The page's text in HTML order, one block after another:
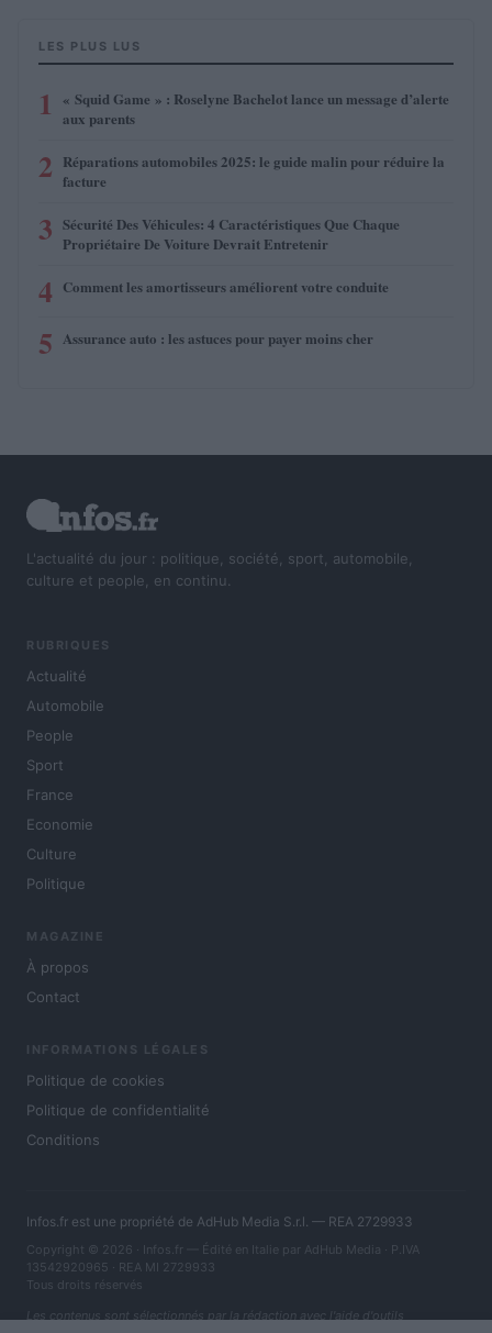
LES PLUS LUS
1
« Squid Game » : Roselyne Bachelot lance un message d’alerte
aux parents
2 Réparations automobiles 2025: le guide malin pour réduire la
facture
3 Sécurité Des Véhicules: 4 Caractéristiques Que Chaque
Propriétaire De Voiture Devrait Entretenir
4 Comment les amortisseurs améliorent votre conduite
5 Assurance auto : les astuces pour payer moins cher
L'actualité du jour : politique, société, sport, automobile,
culture et people, en continu.
RUBRIQUES
Actualité
Automobile
People
Sport
France
Economie
Culture
Politique
MAGAZINE
À propos
Contact
INFORMATIONS LÉGALES
Politique de cookies
Politique de confidentialité
Conditions
Infos.fr est une propriété de AdHub Media S.r.l. — REA 2729933
Copyright © 2026 · Infos.fr — Édité en Italie par AdHub Media · P.IVA
13542920965 · REA MI 2729933
Tous droits réservés
Les contenus sont sélectionnés par la rédaction avec l'aide d'outils